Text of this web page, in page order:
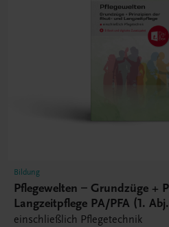
Bildung
Pflegewelten – Grundzüge +
Langzeitpflege PA/PFA (1.
einschließlich Pflegetechnik